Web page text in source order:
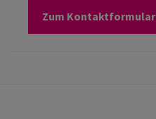
Zum Kontaktformular